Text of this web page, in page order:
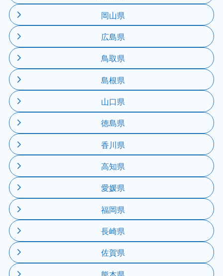
岡山県
広島県
鳥取県
島根県
山口県
徳島県
香川県
高知県
愛媛県
福岡県
長崎県
佐賀県